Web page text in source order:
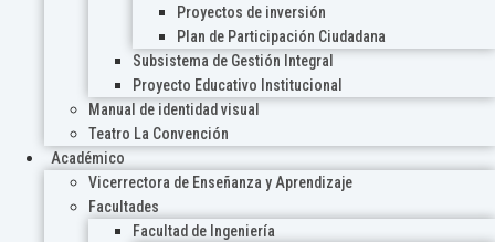
Proyectos de inversión
Plan de Participación Ciudadana
Subsistema de Gestión Integral
Proyecto Educativo Institucional
Manual de identidad visual
Teatro La Convención
Académico
Vicerrectora de Enseñanza y Aprendizaje
Facultades
Facultad de Ingeniería